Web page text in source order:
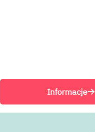
Informacje